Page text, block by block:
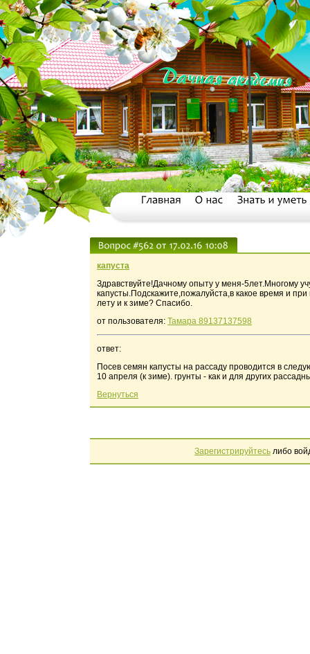
капуста
Здравствуйте!Дачному опыту у меня-5лет.Многому
капусты.Подскажите,пожалуйста,в какое время и
лету и к зиме? Спасибо.
от пользователя: Тамара 89137137598
ответ:
Посев семян капусты на рассаду проводится в
10 апреля (к зиме). грунты - как и для других
Вернуться
Зарегистрируйтесь либо